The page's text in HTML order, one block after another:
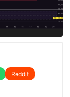
Reddit